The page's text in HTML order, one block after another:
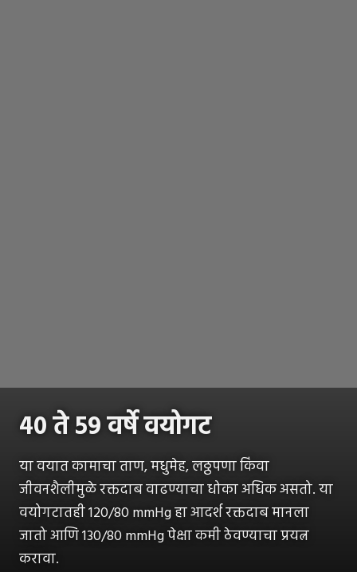
४० ते ५९ वर्षे वयोगट
या वयात कामाचा ताण, मधुमेह, लठ्ठपणा किंवा
जीवनशैलीमुळे रक्तदाब वाढण्याचा धोका अधिक असतो. या
वयोगटातही 120/80 mmHg हा आदर्श रक्तदाब मानला
जातो आणि 130/80 mmHg पेक्षा कमी ठेवण्याचा प्रयत्न
करावा.